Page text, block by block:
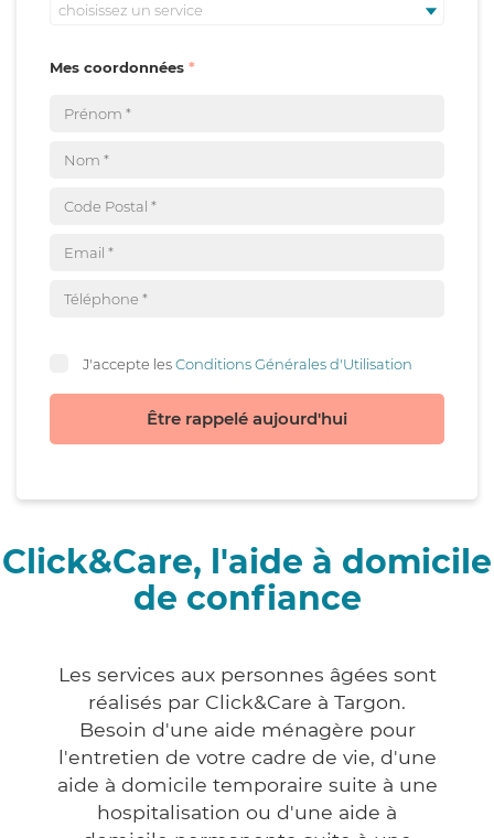
choisissez un service
Mes coordonnées
J'accepte lesConditions Générales d'Utilisation
Être rappelé aujourd'hui
Click&Care, l'aide à domicile
de confiance
Les services aux personnes âgées sont
réalisés par Click&Care à Targon.
Besoin d'une aide ménagère pour
l'entretien de votre cadre de vie, d'une
aide à domicile temporaire suite à une
hospitalisation ou d'une aide à